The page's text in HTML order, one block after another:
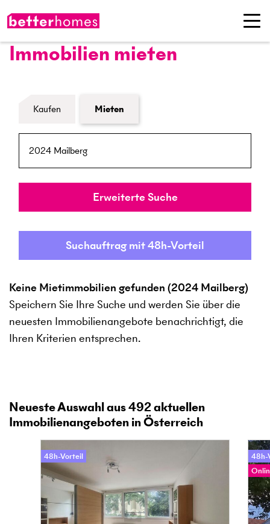
Immobilien mieten
Formular Immobiliensuche
Kaufen Mieten
Umkreis
Erweiterte Suche
Suchauftrag mit 48h-Vorteil
Keine Mietimmobilien gefunden (2024 Mailberg)
Speichern Sie Ihre Suche und werden Sie über die
neuesten Immobilienangebote benachrichtigt, die
Ihren Kriterien entsprechen.
Neueste Auswahl aus492aktuellen
Immobilienangeboten in Österreich
48h-Vorteil
48h-